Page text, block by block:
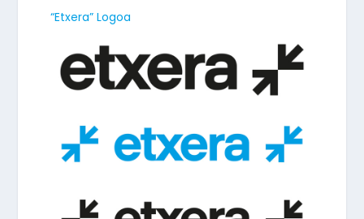
“Etxera” Logoa